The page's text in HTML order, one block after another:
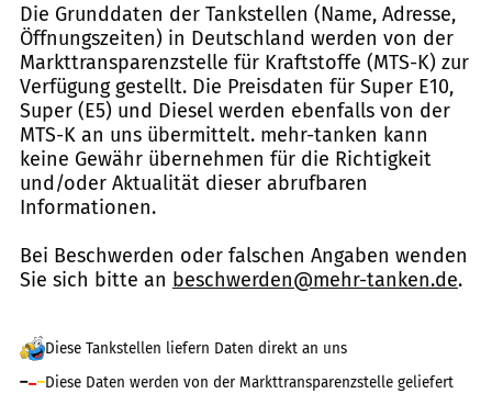
Die Grunddaten der Tankstellen (Name, Adresse,
Öffnungszeiten) in Deutschland werden von der
Markttransparenzstelle für Kraftstoffe (MTS-K) zur
Verfügung gestellt. Die Preisdaten für Super E10,
Super (E5) und Diesel werden ebenfalls von der
MTS-K an uns übermittelt. mehr-tanken kann
keine Gewähr übernehmen für die Richtigkeit
und/oder Aktualität dieser abrufbaren
Informationen.
Bei Beschwerden oder falschen Angaben wenden
Sie sich bitte an beschwerden@mehr-tanken.de.
Diese Tankstellen liefern Daten direkt an uns
Diese Daten werden von der Markttransparenzstelle geliefert